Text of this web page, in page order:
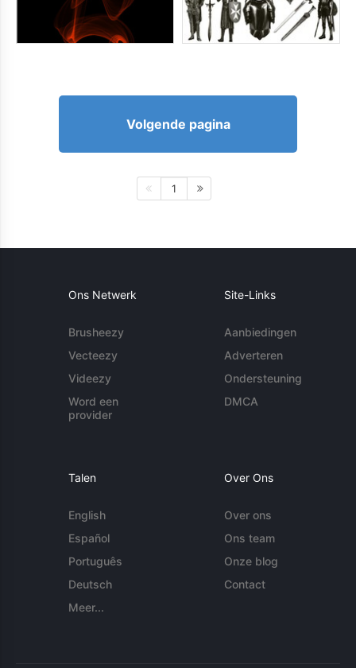
Volgende pagina
1
Ons Netwerk
Brusheezy
Vecteezy
Videezy
Word een
provider
Site-Links
Aanbiedingen
Adverteren
Ondersteuning
DMCA
Talen
English
Español
Português
Deutsch
Meer...
Over Ons
Over ons
Ons team
Onze blog
Contact